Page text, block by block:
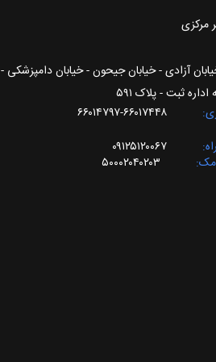
مرکزی
آزادی - خیابان جیحون - خیابان دامپزشکی -
ثبت - پلاک ۵۹۱
۶۶۰۱۷۴۴۸-۶۶۰۱۴۷۹۷
۰۹۱۲۵۱۲۰۰۶۷
۵۰۰۰۲۰۴۰۲۰۳